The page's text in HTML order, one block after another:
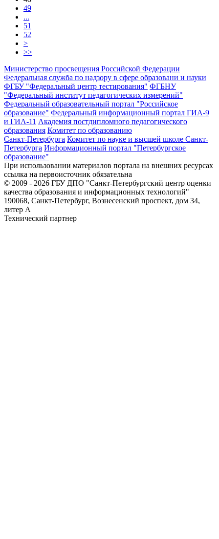
49
...
51
52
>
>>
Министерство просвещения Российской Федерации
Федеральная служба по надзору в сфере образовани и науки
ФГБУ "Федеральный центр тестирования" ФГБНУ
"Федеральный институт педагогических измерений"
Федеральный образовательный портал "Российское
образование" Федеральный информационный портал ГИА-9
и ГИА-11 Академия постдипломного педагогического
образования Комитет по образованию
Санкт-Петербурга Комитет по науке и высшей школе Санкт-
Петербурга Информационный портал "Петербургское
образование"
При использовании материалов портала на внешних ресурсах
ссылка на первоисточник обязательна
© 2009 - 2026 ГБУ ДПО "Санкт-Петербургский центр оценки
качества образования и информационных технологий"
190068, Санкт-Петербург, Вознесенский проспект, дом 34,
литер А
Технический партнер